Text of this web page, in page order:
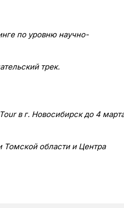
по уровню научно-
трек.
в г. Новосибирск до 4
Томской области и Центра